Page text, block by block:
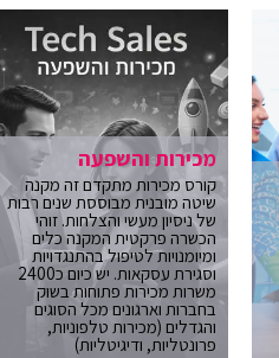
מכירות והשפעה
קורס מכירות מתקדם זה מקנה
שיטה מובנית מבוססת שנים רבות
של ניסיון מעשי והצלחות. זוהי
הכשרה פרקטית המקנה כלים
ומיומנויות לטיפול בהתנגדויות
וסגירת עסקאות. יש כיום כ2400
משרות מכירות פתוחות בשוק
בחברות וארגונים מכל הסוגים
והגדלים (מכירות טלפוניות,
פרונטליות, ודיגיטליות)